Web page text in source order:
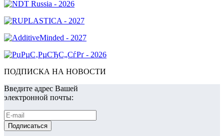
ПОДПИСКА НА НОВОСТИ
Введите адрес Вашей
электронной почты: